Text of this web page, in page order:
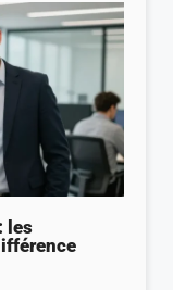
les